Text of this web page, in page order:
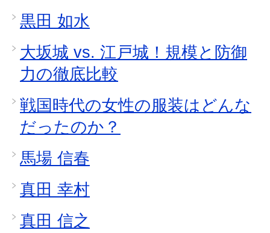
黒田 如水
大坂城 vs. 江戸城！規模と防御
力の徹底比較
戦国時代の女性の服装はどんな
だったのか？
馬場 信春
真田 幸村
真田 信之